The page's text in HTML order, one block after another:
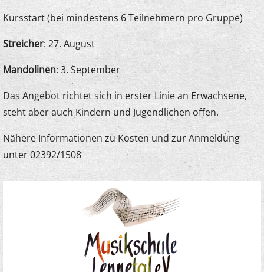
Kursstart (bei mindestens 6 Teilnehmern pro Gruppe)
Streicher: 27. August
Mandolinen: 3. September
Das Angebot richtet sich in erster Linie an Erwachsene,
steht aber auch Kindern und Jugendlichen offen.
Nähere Informationen zu Kosten und zur Anmeldung
unter 02392/1508